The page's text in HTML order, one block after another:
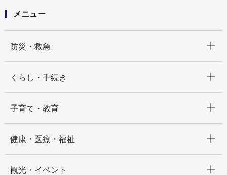
メニュー
防災・救急
くらし・手続き
子育て・教育
健康・医療・福祉
観光・イベント